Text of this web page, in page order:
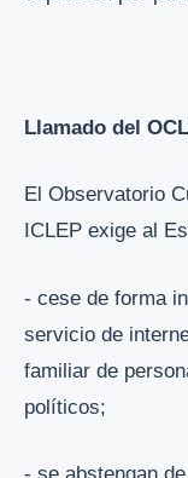
Llamado del
El Observatorio
ICLEP exige al
- cese de forma
servicio de
familiar de
políticos;